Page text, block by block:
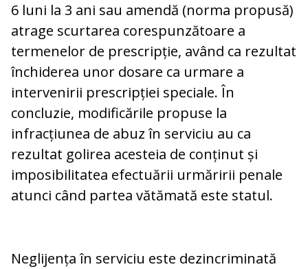
6 luni la 3 ani sau amendă (norma propusă)
atrage scurtarea corespunzătoare a
termenelor de prescripție, având ca rezultat
închiderea unor dosare ca urmare a
intervenirii prescripției speciale. În
concluzie, modificările propuse la
infracțiunea de abuz în serviciu au ca
rezultat golirea acesteia de conținut și
imposibilitatea efectuării urmăririi penale
atunci când partea vătămată este statul.
Neglijența în serviciu este dezincriminată